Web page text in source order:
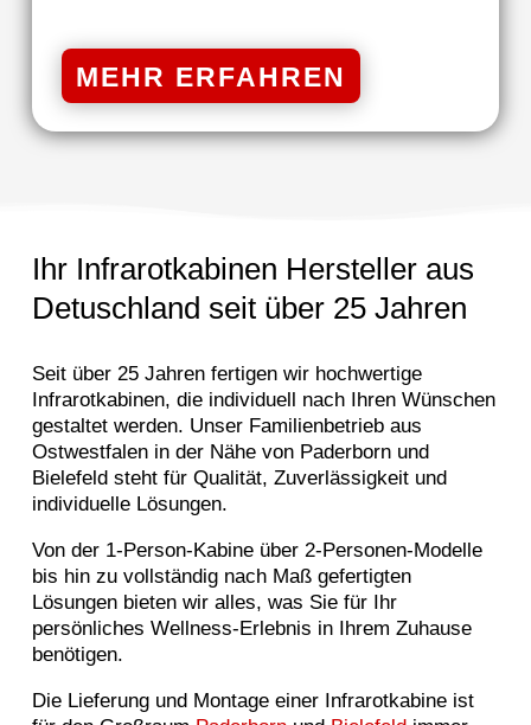
MEHR ERFAHREN
Ihr Infrarotkabinen Hersteller aus
Detuschland seit über 25 Jahren
Seit über 25 Jahren fertigen wir hochwertige
Infrarotkabinen, die individuell nach Ihren Wünschen
gestaltet werden. Unser Familienbetrieb aus
Ostwestfalen in der Nähe von Paderborn und
Bielefeld steht für Qualität, Zuverlässigkeit und
individuelle Lösungen.
Von der 1-Person-Kabine über 2-Personen-Modelle
bis hin zu vollständig nach Maß gefertigten
Lösungen bieten wir alles, was Sie für Ihr
persönliches Wellness-Erlebnis in Ihrem Zuhause
benötigen.
Die Lieferung und Montage einer Infrarotkabine ist